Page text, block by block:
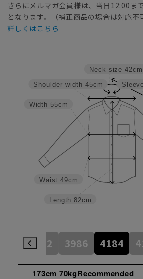
さらにメルマガ会員様は、当日12:00ま
となります。（補正商品の場合は対応不
詳しくはこちら
Neck size 42cm
Length 82cm
Waist 49cm
Width 55cm
Shoulder width 45cm
3982 3986 4184
173cm 70kgRecommended